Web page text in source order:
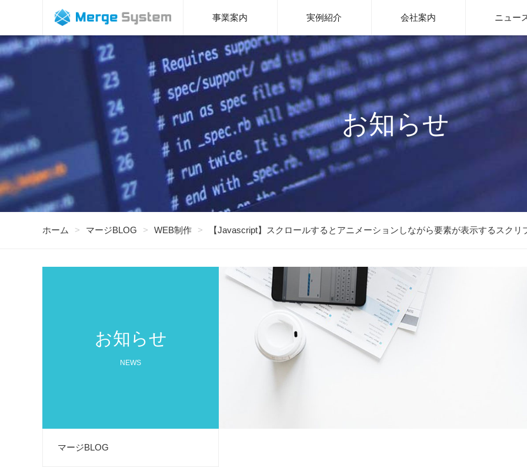
福岡で、システム開発、WEBサイト制作、ITインフラ整備はお任せくださ
事業案内 実例紹介 会社案内 ニュー
お知らせ
ホーム マージBLOG WEB制作 【Javascript】スクロールするとアニメーションしながら要素が表示するスクリ
お知らせ
NEWS
マージBLOG